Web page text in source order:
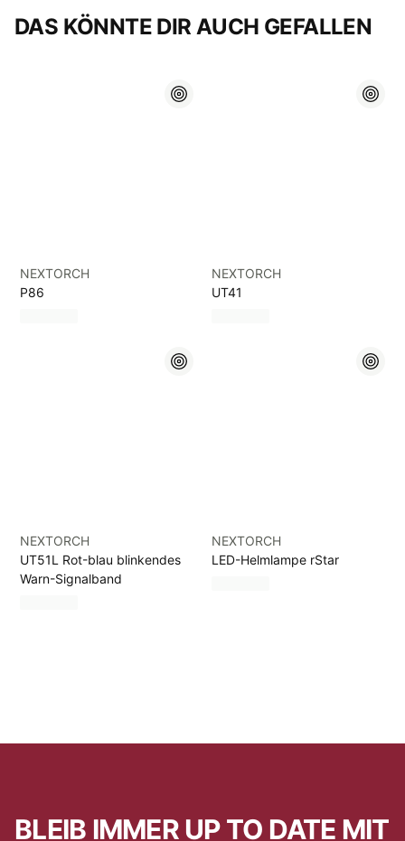
DAS KÖNNTE DIR AUCH GEFALLEN
NEXTORCH
P86
NEXTORCH
UT41
NEXTORCH
UT51L Rot-blau blinkendes
Warn-Signalband
NEXTORCH
LED-Helmlampe rStar
BLEIB IMMER UP TO DATE MIT